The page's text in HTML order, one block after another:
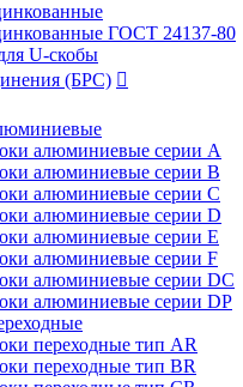
ГОСТ 24137-80
U-скобы
(БРС) 
алюминиевые серии А
алюминиевые серии B
алюминиевые серии C
алюминиевые серии D
алюминиевые серии E
алюминиевые серии F
алюминиевые серии DC
алюминиевые серии DP
переходные тип AR
переходные тип BR